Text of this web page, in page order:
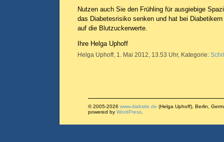
Nutzen auch Sie den Frühling für ausgiebige
das Diabetesrisiko senken und hat bei
auf die Blutzuckerwerte.
Ihre Helga Uphoff
Helga Uphoff, 1. Mai 2012, 13.53 Uhr, Kategorie:
© 2005-2026 www.diabsite.de (Helga Uphoff), Berlin,
powered by WordPress.